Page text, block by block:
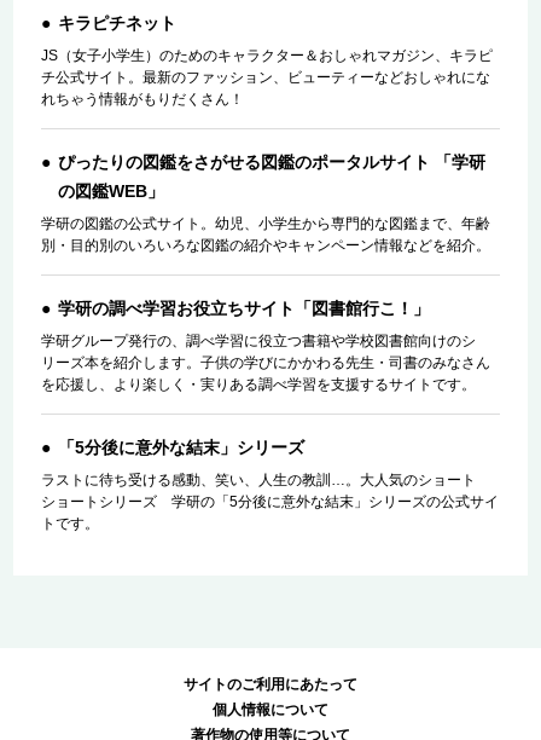
キラピチネット
JS（女子小学生）のためのキャラクター＆おしゃれマガジン、キラピ
チ公式サイト。最新のファッション、ビューティーなどおしゃれにな
れちゃう情報がもりだくさん！
ぴったりの図鑑をさがせる図鑑のポータルサイト 「学研
の図鑑WEB」
学研の図鑑の公式サイト。幼児、小学生から専門的な図鑑まで、年齢
別・目的別のいろいろな図鑑の紹介やキャンペーン情報などを紹介。
学研の調べ学習お役立ちサイト「図書館行こ！」
学研グループ発行の、調べ学習に役立つ書籍や学校図書館向けのシ
リーズ本を紹介します。子供の学びにかかわる先生・司書のみなさん
を応援し、より楽しく・実りある調べ学習を支援するサイトです。
「5分後に意外な結末」シリーズ
ラストに待ち受ける感動、笑い、人生の教訓…。大人気のショート
ショートシリーズ 学研の「5分後に意外な結末」シリーズの公式サイ
トです。
サイトのご利用にあたって
個人情報について
著作物の使用等について